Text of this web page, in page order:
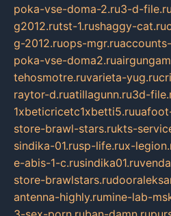
poka-vse-doma-2.ru3-d-file.ru
g2012.rutst-1.rushaggy-cat.ru
g-2012.ruops-mgr.ru
poka-vse-doma2.ru
tehosmotre.ruvarieta-yug.ru
raytor-d.ruatillagunn.ru3d-
1xbeticricetc1xbetti5.ru
store-brawl-stars.rukts-
sindika-01.rusp-life.rux-
e-abis-1-c.rusindika01.ru
store-brawlstars.ru
antenna-highly.rumine-lab-